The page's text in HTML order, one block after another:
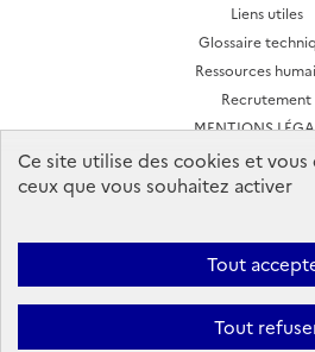
Liens utiles
Glossaire
Ressources
Recrutement
MENTIONS
CONDITIONS
Archives des lettres
Ineris 2026. Tous droits réservés.
Suivez-nous:
Ce site utilise des cookies et
ceux que vous souhaitez activer
Tout
Tout